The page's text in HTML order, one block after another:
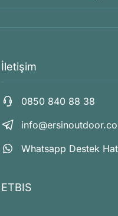
İletişim
0850 840 88 38
Whatsapp Destek
ETBIS